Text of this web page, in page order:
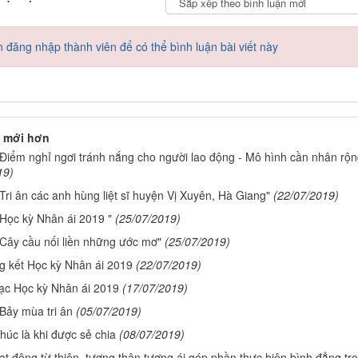
đăng nhập thành viên để có thể bình luận bài viết này
hơn
nghỉ ngơi tránh nắng cho người lao động - Mô hình cần nhân
ân các anh hùng liệt sĩ huyện Vị Xuyên, Hà Giang" (22/07/2019)
kỳ Nhân ái 2019 " (25/07/2019)
cầu nối liền những ước mơ" (25/07/2019)
kết Học kỳ Nhân ái 2019 (22/07/2019)
Học kỳ Nhân ái 2019 (17/07/2019)
mùa tri ân (05/07/2019)
là khi được sẻ chia (08/07/2019)